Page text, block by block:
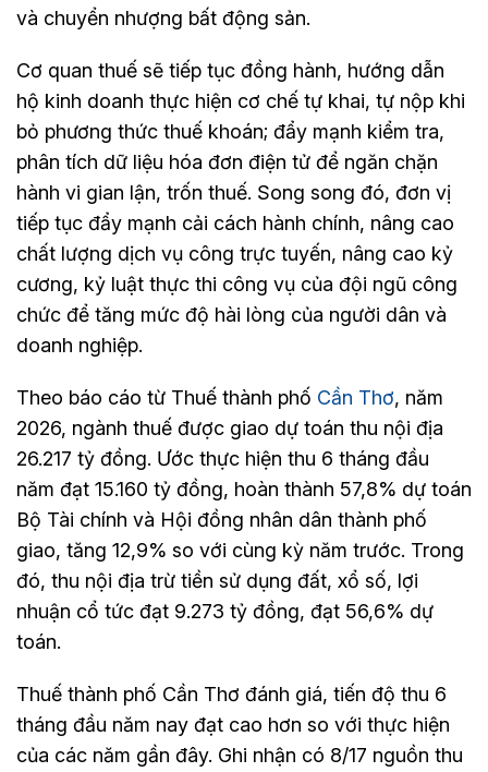
và chuyển nhượng bất động sản.
Cơ quan thuế sẽ tiếp tục đồng hành, hướng dẫn
hộ kinh doanh thực hiện cơ chế tự khai, tự nộp khi
bỏ phương thức thuế khoán; đẩy mạnh kiểm tra,
phân tích dữ liệu hóa đơn điện tử để ngăn chặn
hành vi gian lận, trốn thuế. Song song đó, đơn vị
tiếp tục đẩy mạnh cải cách hành chính, nâng cao
chất lượng dịch vụ công trực tuyến, nâng cao kỷ
cương, kỷ luật thực thi công vụ của đội ngũ công
chức để tăng mức độ hài lòng của người dân và
doanh nghiệp.
Theo báo cáo từ Thuế thành phố Cần Thơ, năm
2026, ngành thuế được giao dự toán thu nội địa
26.217 tỷ đồng. Ước thực hiện thu 6 tháng đầu
năm đạt 15.160 tỷ đồng, hoàn thành 57,8% dự toán
Bộ Tài chính và Hội đồng nhân dân thành phố
giao, tăng 12,9% so với cùng kỳ năm trước. Trong
đó, thu nội địa trừ tiền sử dụng đất, xổ số, lợi
nhuận cổ tức đạt 9.273 tỷ đồng, đạt 56,6% dự
toán.
Thuế thành phố Cần Thơ đánh giá, tiến độ thu 6
tháng đầu năm nay đạt cao hơn so với thực hiện
của các năm gần đây. Ghi nhận có 8/17 nguồn thu